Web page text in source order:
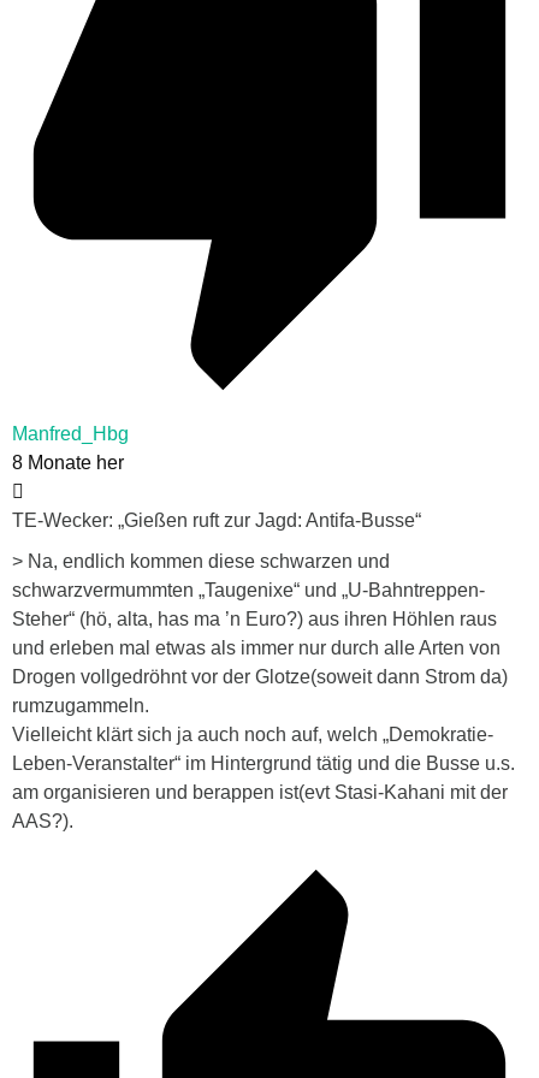
Manfred_Hbg
8 Monate her
TE-Wecker: „Gießen ruft zur Jagd: Antifa-Busse“
> Na, endlich kommen diese schwarzen und
schwarzvermummten „Taugenixe“ und „U-Bahntreppen-
Steher“ (hö, alta, has ma ’n Euro?) aus ihren Höhlen raus
und erleben mal etwas als immer nur durch alle Arten von
Drogen vollgedröhnt vor der Glotze(soweit dann Strom da)
rumzugammeln.
Vielleicht klärt sich ja auch noch auf, welch „Demokratie-
Leben-Veranstalter“ im Hintergrund tätig und die Busse u.s.
am organisieren und berappen ist(evt Stasi-Kahani mit der
AAS?).